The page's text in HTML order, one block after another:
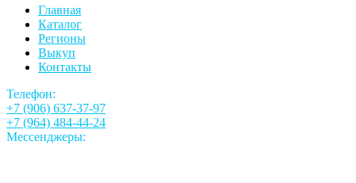
Главная
Каталог
Регионы
Выкуп
Контакты
Телефон:
+7 (906) 637-37-97
+7 (964) 484-44-24
Мессенджеры: